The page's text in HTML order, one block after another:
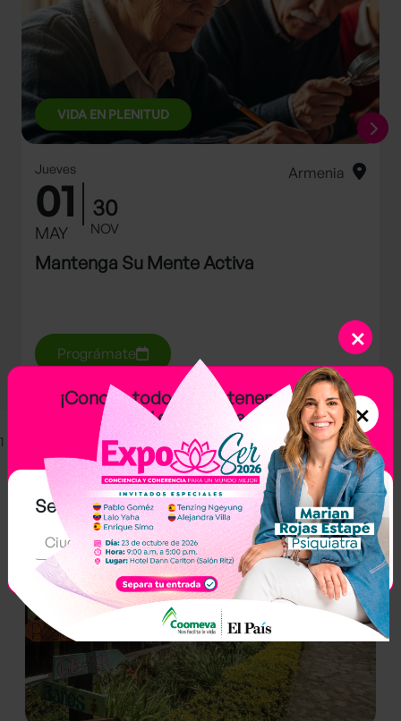
VIDA EN PLENITUD
Jueves
01
MAY
30
NOV
Armenia
Mantenga Su Mente Activa
Prográmate
1
Arma tu plan
CONVENIOS
¡Conoce todo lo que tenemos
para ti en tu ciudad!
×
Selecciona tu zona:
Ciudad
×